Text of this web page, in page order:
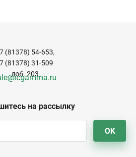
на рассылку
OK
(81378) 54-653,
(81378) 31-509
доб. 203